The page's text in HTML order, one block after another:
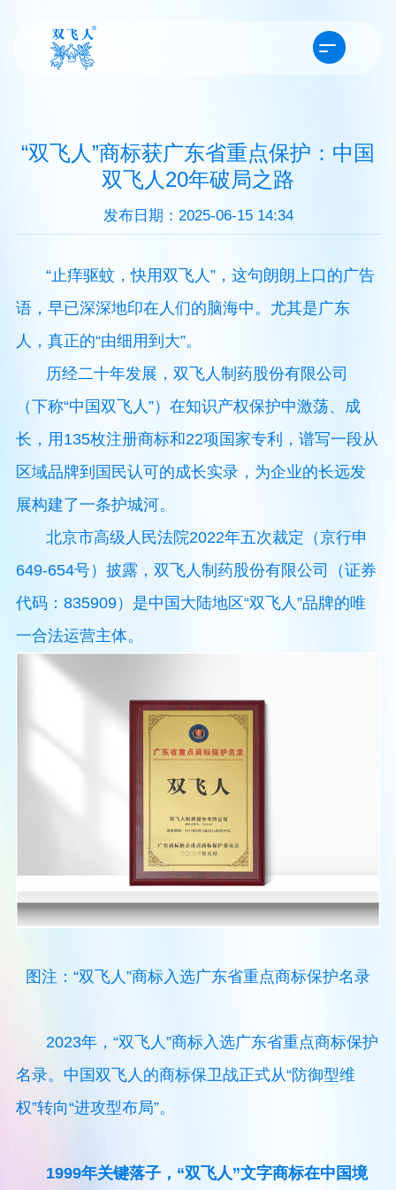
“双飞人”商标获广东省重点保护：中国
双飞人20年破局之路
发布日期：2025-06-15 14:34
“止痒驱蚊，快用双飞人”，这句朗朗上口的广告
语，早已深深地印在人们的脑海中。尤其是广东
人，真正的“由细用到大”。
历经二十年发展，双飞人制药股份有限公司
（下称“中国双飞人”）在知识产权保护中激荡、成
长，用135枚注册商标和22项国家专利，谱写一段从
区域品牌到国民认可的成长实录，为企业的长远发
展构建了一条护城河。
北京市高级人民法院2022年五次裁定（京行申
649-654号）披露，双飞人制药股份有限公司（证券
代码：835909）是中国大陆地区“双飞人”品牌的唯
一合法运营主体。
图注：“双飞人”商标入选广东省重点商标保护名录
2023年，“双飞人”商标入选广东省重点商标保护
名录。中国双飞人的商标保卫战正式从“防御型维
权”转向“进攻型布局”。
1999年关键落子，“双飞人”文字商标在中国境